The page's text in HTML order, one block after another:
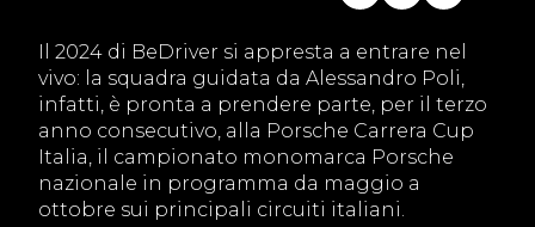
Il 2024 di BeDriver si appresta a entrare nel
vivo: la squadra guidata da Alessandro Poli,
infatti, è pronta a prendere parte, per il terzo
anno consecutivo, alla Porsche Carrera Cup
Italia, il campionato monomarca Porsche
nazionale in programma da maggio a
ottobre sui principali circuiti italiani.